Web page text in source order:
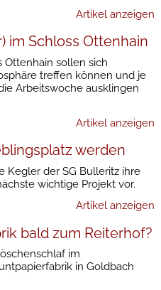
Artikel anzeigen
im Schloss Ottenhain
Ottenhain sollen sich
treffen können und je
Arbeitswoche ausklingen
Artikel anzeigen
werden
Kegler der SG Bulleritz ihre
wichtige Projekt vor.
Artikel anzeigen
bald zum Reiterhof?
im
in Goldbach